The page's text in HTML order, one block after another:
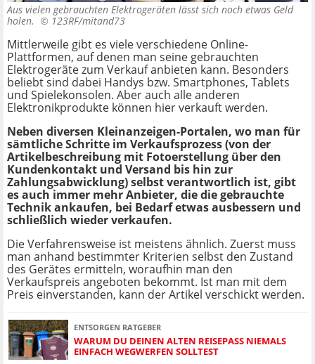
Aus vielen gebrauchten Elektrogeräten lässt sich noch etwas Geld
holen. © 123RF/mitand73
Mittlerweile gibt es viele verschiedene Online-
Plattformen, auf denen man seine gebrauchten
Elektrogeräte zum Verkauf anbieten kann. Besonders
beliebt sind dabei Handys bzw. Smartphones, Tablets
und Spielekonsolen. Aber auch alle anderen
Elektronikprodukte können hier verkauft werden.
Neben diversen Kleinanzeigen-Portalen, wo man für
sämtliche Schritte im Verkaufsprozess (von der
Artikelbeschreibung mit Fotoerstellung über den
Kundenkontakt und Versand bis hin zur
Zahlungsabwicklung) selbst verantwortlich ist, gibt
es auch immer mehr Anbieter, die die gebrauchte
Technik ankaufen, bei Bedarf etwas ausbessern und
schließlich wieder verkaufen.
Die Verfahrensweise ist meistens ähnlich. Zuerst muss
man anhand bestimmter Kriterien selbst den Zustand
des Gerätes ermitteln, woraufhin man den
Verkaufspreis angeboten bekommt. Ist man mit dem
Preis einverstanden, kann der Artikel verschickt werden.
ENTSORGEN RATGEBER
WARUM DU DEINEN ALTEN REISEPASS NIEMALS
EINFACH WEGWERFEN SOLLTEST